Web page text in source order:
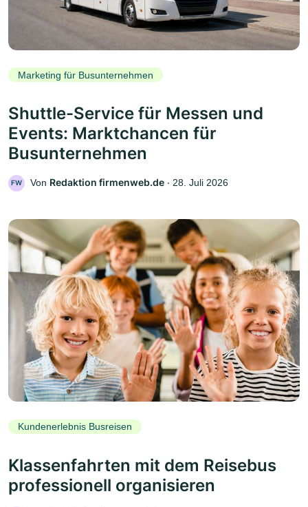
Marketing für Busunternehmen
Shuttle-Service für Messen und
Events: Marktchancen für
Busunternehmen
FW Von Redaktion firmenweb.de ‧ 28. Juli 2026
Kundenerlebnis Busreisen
Klassenfahrten mit dem Reisebus
professionell organisieren